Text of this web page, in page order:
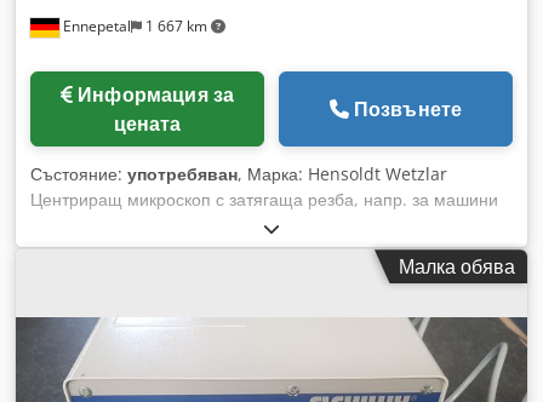
Ennepetal 1 667 km
Информация за
цената
Позвънете
Състояние: употребяван, Марка: Hensoldt Wetzlar
Центриращ микроскоп с затягаща резба, напр. за машини
Deckel Dwedpfsy Tbwwjx Al Aja
Малка обява